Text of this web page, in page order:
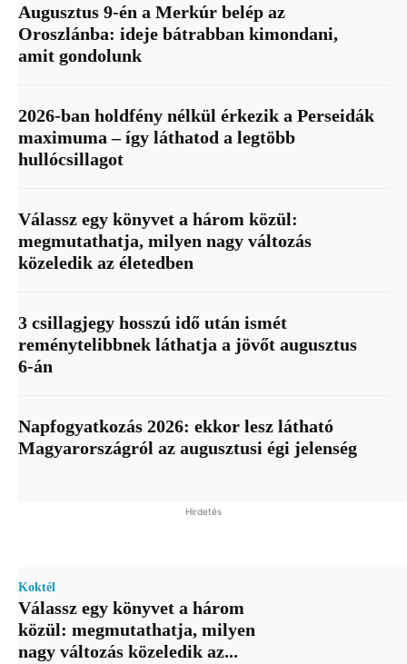
Augusztus 9-én a Merkúr belép az
Oroszlánba: ideje bátrabban kimondani,
amit gondolunk
2026-ban holdfény nélkül érkezik a Perseidák
maximuma – így láthatod a legtöbb
hullócsillagot
Válassz egy könyvet a három közül:
megmutathatja, milyen nagy változás
közeledik az életedben
3 csillagjegy hosszú idő után ismét
reménytelibbnek láthatja a jövőt augusztus
6-án
Napfogyatkozás 2026: ekkor lesz látható
Magyarországról az augusztusi égi jelenség
Hirdetés
Koktél
Válassz egy könyvet a három
közül: megmutathatja, milyen
nagy változás közeledik az...